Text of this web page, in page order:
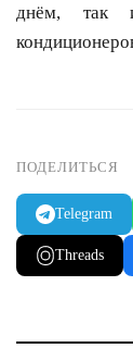
днём, так
ПОДЕЛИТЬСЯ
Telegram
Threads